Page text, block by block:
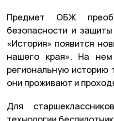
Предмет ОБЖ
безопасности и
«История» появится
нашего края». На
региональную историю
они проживают и
Для